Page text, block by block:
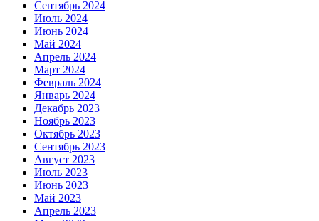
Сентябрь 2024
Июль 2024
Июнь 2024
Май 2024
Апрель 2024
Март 2024
Февраль 2024
Январь 2024
Декабрь 2023
Ноябрь 2023
Октябрь 2023
Сентябрь 2023
Август 2023
Июль 2023
Июнь 2023
Май 2023
Апрель 2023